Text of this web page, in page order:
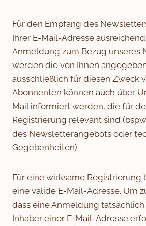
Für den Empfang des
Ihrer E-Mail-Adresse
Anmeldung zum Bezug unseres
werden die von Ihnen
ausschließlich für diesen Zweck
Abonnenten können auch über
Mail informiert werden, die für
Registrierung relevant sind
des Newsletterangebots oder
Gegebenheiten).
Für eine wirksame Registrierung
eine valide E-Mail-Adresse. Um
dass eine Anmeldung
Inhaber einer E-Mail-Adresse